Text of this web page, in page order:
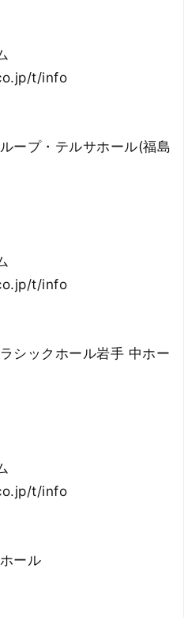
t/info
ープ・テルサホール(福島
t/info
シックホール岩手 中ホー
t/info
ール